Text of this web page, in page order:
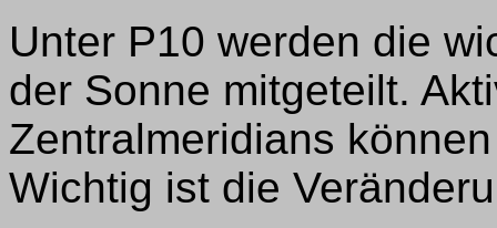
Unter P10 werden die
der Sonne mitgeteilt.
Zentralmeridians
Wichtig ist die